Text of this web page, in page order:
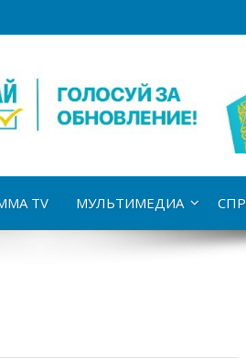
TV МУЛЬТИМЕДИА